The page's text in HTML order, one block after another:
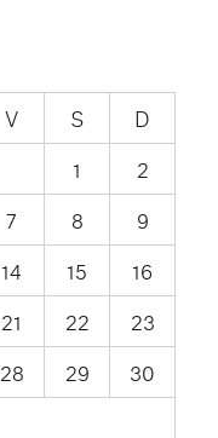
V S
D
1
2
7 8
9
14 15
16
21 22
23
28 29
30